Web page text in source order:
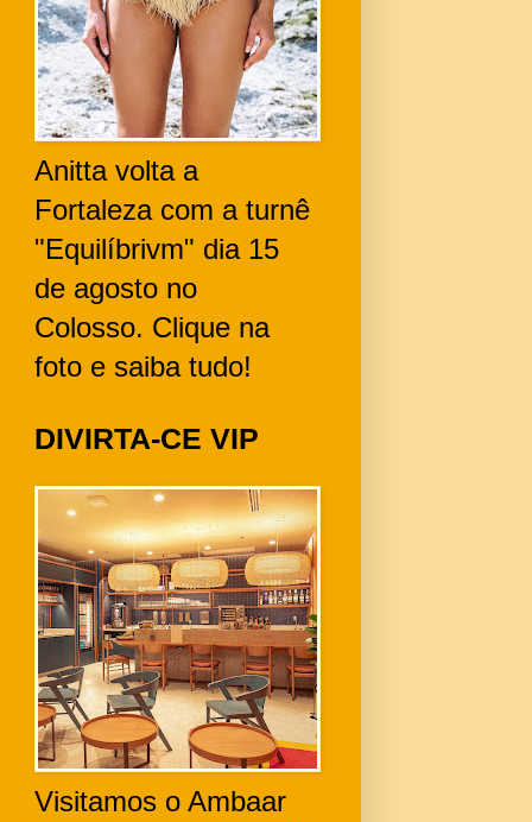
Anitta volta a
Fortaleza com a turnê
"Equilíbrivm" dia 15
de agosto no
Colosso. Clique na
foto e saiba tudo!
DIVIRTA-CE VIP
Visitamos o Ambaar